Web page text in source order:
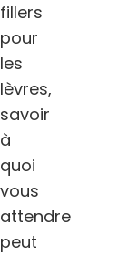
fillers
pour
les
lèvres,
savoir
à
quoi
vous
attendre
peut